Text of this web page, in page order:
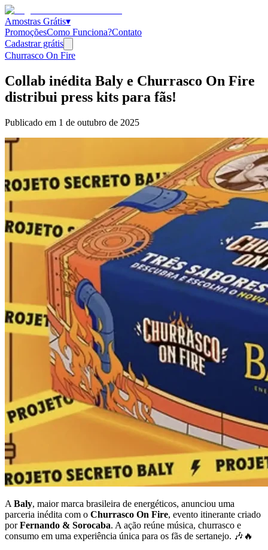
Amostras Grátis▾
PromoçõesComo Funciona?Contato
Cadastrar grátis
Churrasco On Fire
Collab inédita Baly e Churrasco On Fire
distribui press kits para fãs!
Publicado em 1 de outubro de 2025
A Baly, maior marca brasileira de energéticos, anunciou uma
parceria inédita com o Churrasco On Fire, evento itinerante criado
porFernando & Sorocaba. A ação reúne música, churrasco e
consumo em uma experiência única para os fãs de sertanejo. 🎶🔥